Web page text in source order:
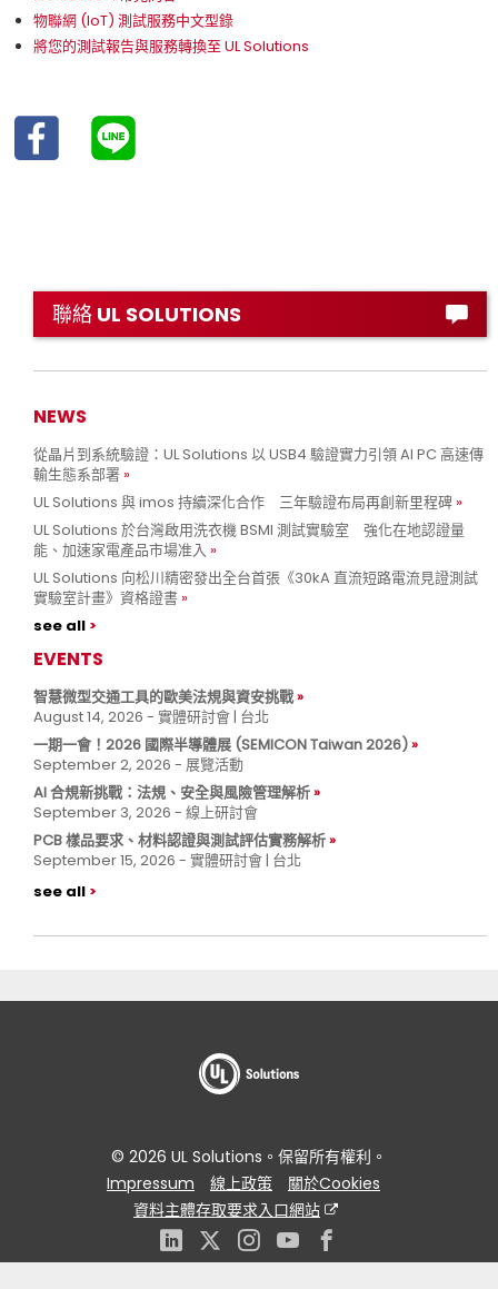
物聯網 (IoT) 測試服務中文型錄
將您的測試報告與服務轉換至 UL Solutions
聯絡 UL SOLUTIONS
NEWS
從晶片到系統驗證：UL Solutions 以 USB4 驗證實力引領 AI PC 高速傳
輸生態系部署
UL Solutions 與 imos 持續深化合作 三年驗證布局再創新里程碑
UL Solutions 於台灣啟用洗衣機 BSMI 測試實驗室 強化在地認證量
能、加速家電產品市場准入
UL Solutions 向松川精密發出全台首張《30kA 直流短路電流見證測試
實驗室計畫》資格證書
see all
EVENTS
智慧微型交通工具的歐美法規與資安挑戰
August 14, 2026 - 實體研討會 | 台北
一期一會！2026 國際半導體展 (SEMICON Taiwan 2026)
September 2, 2026 - 展覽活動
AI 合規新挑戰：法規、安全與風險管理解析
September 3, 2026 - 線上研討會
PCB 樣品要求、材料認證與測試評估實務解析
September 15, 2026 - 實體研討會 | 台北
see all
© 2026 UL Solutions。保留所有權利。
Impressum
線上政策
關於Cookies
資料主體存取要求入口網站